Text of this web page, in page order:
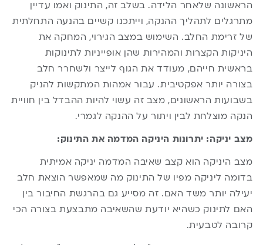
הראשונה שלאחר הלידה. בשלב זה, התינוק ואמו עדיין
מתרגלים לתהליך ההנקה, וייתכנו קשיים בהנעה התחלתית
של זרימת החלב. השימוש במצב הגירוי, המחקה את
היניקות הקצרות והמהירות שהן אופייניות לתינוקות
בראשית חייהם, מעודד את הגוף לייצר ולשחרר חלב
בצורה יותר אפקטיבית. עבור אמהות המתקשות להניק
בשבועות הראשונים, מצב זה עשוי להיות ההבדל בין חוויית
הנקה מוצלחת לבין ויתור על ההנקה לגמרי.
מצב יניקה: יתרונות היניקה המדמה את התינוק:
מצב היניקה הוא קצב שאיבה המדמה יניקה אמיתית
בדומה ליניקה מפיו של התינוק מה שמאפשר הוצאת חלב
יעילה יותר משד האם. זה מסייע גם בהרגשת החיבור בין
האם לתינוק כשהיא יודעת שהשאיבה מתבצעת בצורה הכי
קרובה לטבעית.